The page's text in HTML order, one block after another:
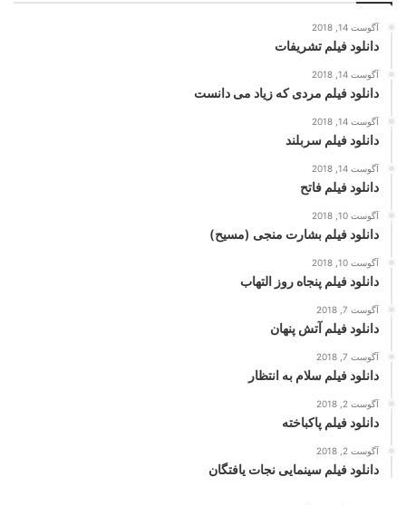
آگوست 14, 2018
دانلود فیلم تشریفات
آگوست 14, 2018
دانلود فیلم مردی که زیاد می دانست
آگوست 14, 2018
دانلود فیلم سربلند
آگوست 14, 2018
دانلود فیلم فاتح
آگوست 10, 2018
دانلود فیلم بشارت منجی (مسیح)
آگوست 10, 2018
دانلود فیلم پنجاه روز التهاب
آگوست 7, 2018
دانلود فیلم آتش پنهان
آگوست 7, 2018
دانلود فیلم سلام به انتظار
آگوست 2, 2018
دانلود فیلم پاکباخته
آگوست 2, 2018
دانلود فیلم سینمایی نجات یافتگان